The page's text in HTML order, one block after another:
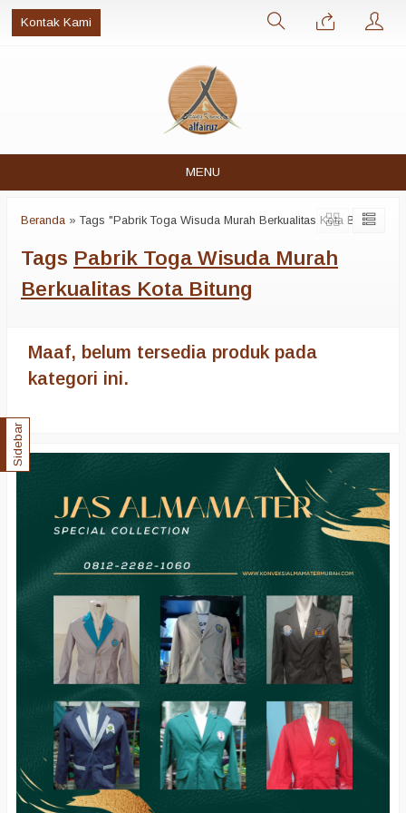
Kontak Kami
MENU
Beranda »Tags "Pabrik Toga Wisuda Murah Berkualitas Kota Bitung"
Tags Pabrik Toga Wisuda Murah
Berkualitas Kota Bitung
Maaf, belum tersedia produk pada
kategori ini.
Sidebar